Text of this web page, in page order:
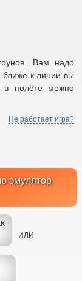
Вам надо
ближе к линии вы
в полёте можно
Не работает игра?
эмулятор
ИЛИ